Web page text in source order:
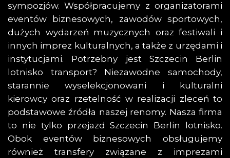
sympozjów. Współpracujemy z organizatorami
eventów biznesowych, zawodów sportowych,
dużych wydarzeń muzycznych oraz festiwali i
innych imprez kulturalnych, a także z urzędami i
instytucjami. Potrzebny jest Szczecin Berlin
lotnisko transport? Niezawodne samochody,
starannie wyselekcjonowani i kulturalni
kierowcy oraz rzetelność w realizacji zleceń to
podstawowe źródła naszej renomy. Nasza firma
to nie tylko przejazd Szczecin Berlin lotnisko.
Obok eventów biznesowych obsługujemy
również transfery związane z imprezami